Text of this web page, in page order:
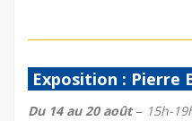
Exposition : Pierre
Du 14 au 20 août– 15h-